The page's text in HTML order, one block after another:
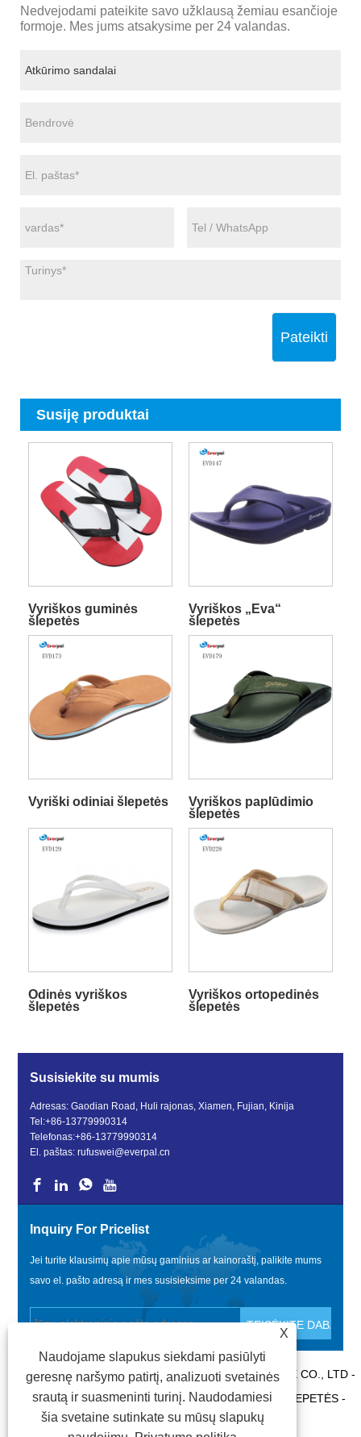
Nedvejodami pateikite savo užklausą žemiau esančioje
formoje. Mes jums atsakysime per 24 valandas.
Pateikti
Susiję produktai
Vyriškos guminės
šlepetės
Vyriškos „Eva“
šlepetės
Vyriški odiniai šlepetės
Vyriškos paplūdimio
šlepetės
Odinės vyriškos
šlepetės
Vyriškos ortopedinės
šlepetės
Susisiekite su mumis
Adresas: Gaodian Road, Huli rajonas, Xiamen, Fujian, Kinija
Tel:+86-13779990314
Telefonas:+86-13779990314
El. paštas:rufuswei@everpal.cn
Inquiry For Pricelist
Jei turite klausimų apie mūsų gaminius ar kainoraštį, palikite mums
savo el. pašto adresą ir mes susisieksime per 24 valandas.
AUTORINĖS TEISĖS © 2022 XIAMEN EVERPAL TRADE CO., LTD -
„FLIP FLOPS“, „SANDALS“ ŠLEPETĖS, SKAIDRIŲ ŠLEPETĖS -
VISOS TEISĖS SAUGOMOS.
X
Naudojame slapukus siekdami pasiūlyti
geresnę naršymo patirtį, analizuoti svetainės
srautą ir suasmeninti turinį. Naudodamiesi
šia svetaine sutinkate su mūsų slapukų